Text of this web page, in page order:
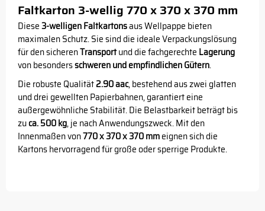
Faltkarton 3-wellig 770 x 370 x 370 mm
Diese3-welligen Faltkartonsaus Wellpappe bieten
maximalen Schutz. Sie sind die ideale Verpackungslösung
für den sicherenTransportund die fachgerechte Lagerung
von besondersschweren und empfindlichen Gütern.
Die robuste Qualität2.90 aac, bestehend aus zwei glatten
und drei gewellten Papierbahnen, garantiert eine
außergewöhnliche Stabilität. Die Belastbarkeit beträgt bis
zuca. 500 kg, je nach Anwendungszweck. Mit den
Innenmaßen von770 x 370 x 370 mmeignen sich die
Kartons hervorragend für große oder sperrige Produkte.